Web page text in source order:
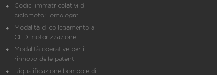
Codici immatricolativi di
ciclomotori omologati
Modalità di collegamento al
CED motorizzazione
Modalità operative per il
rinnovo delle patenti
Riqualificazione bombole di